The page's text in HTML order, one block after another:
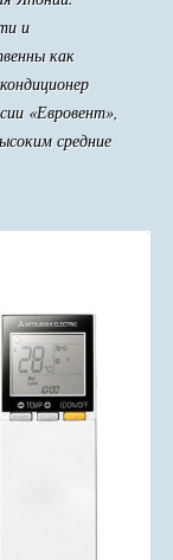
и
как
«Евровент»,
средние